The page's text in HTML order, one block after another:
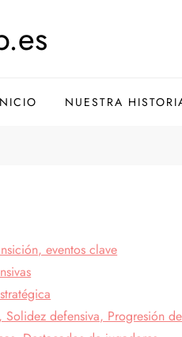
NUESTRA
eventos clave
defensiva, Progresión